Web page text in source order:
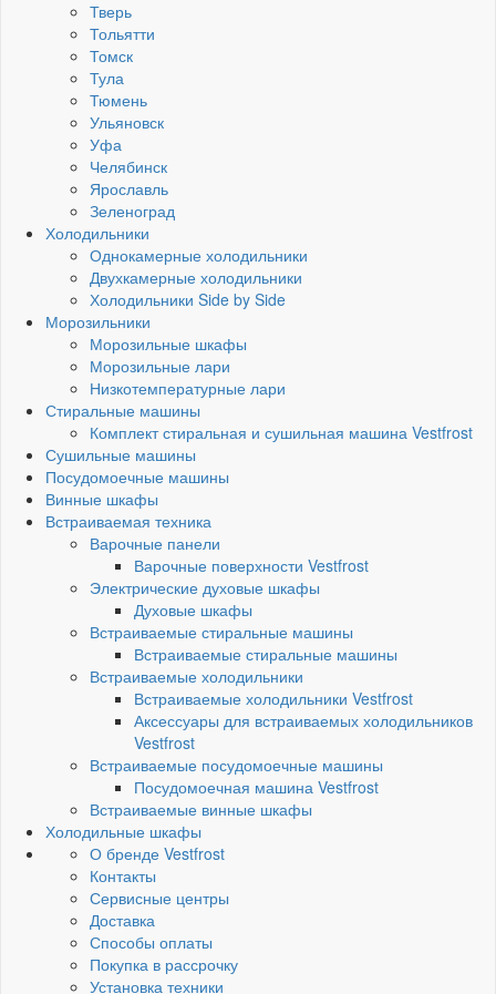
Тверь
Тольятти
Томск
Тула
Тюмень
Ульяновск
Уфа
Челябинск
Ярославль
Зеленоград
Холодильники
Однокамерные холодильники
Двухкамерные холодильники
Холодильники Side by Side
Морозильники
Морозильные шкафы
Морозильные лари
Низкотемпературные лари
Стиральные машины
Комплект стиральная и сушильная машина Vestfrost
Сушильные машины
Посудомоечные машины
Винные шкафы
Встраиваемая техника
Варочные панели
Варочные поверхности Vestfrost
Электрические духовые шкафы
Духовые шкафы
Встраиваемые стиральные машины
Встраиваемые стиральные машины
Встраиваемые холодильники
Встраиваемые холодильники Vestfrost
Аксессуары для встраиваемых холодильников
Vestfrost
Встраиваемые посудомоечные машины
Посудомоечная машина Vestfrost
Встраиваемые винные шкафы
Холодильные шкафы
О бренде Vestfrost
Контакты
Сервисные центры
Доставка
Способы оплаты
Покупка в рассрочку
Установка техники